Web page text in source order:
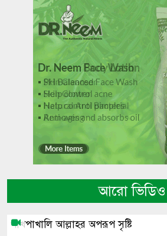
আরো ভিডিও
পাখপাখালি আল্লাহর অপরূপ সৃষ্টি